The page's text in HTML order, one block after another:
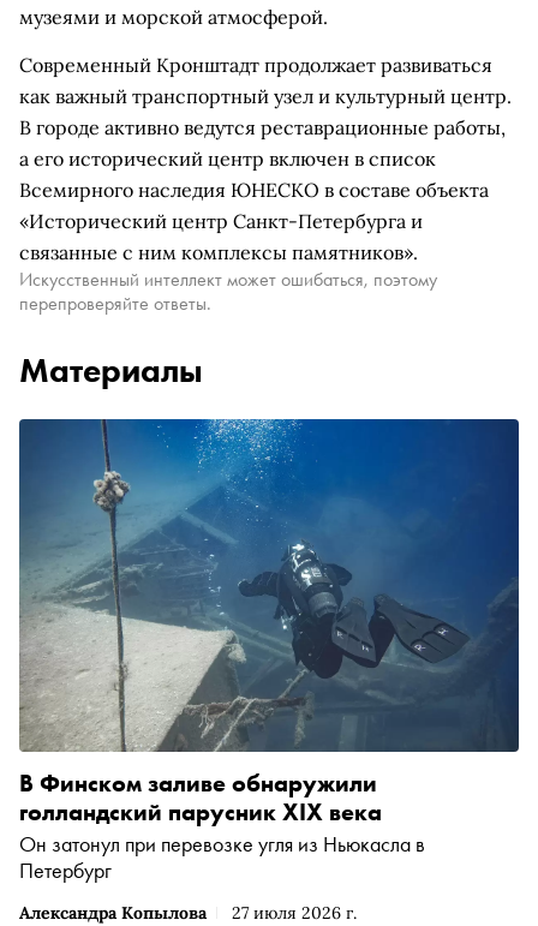
музеями и морской атмосферой.
Современный Кронштадт продолжает развиваться
как важный транспортный узел и культурный центр.
В городе активно ведутся реставрационные работы,
а его исторический центр включен в список
Всемирного наследия ЮНЕСКО в составе объекта
«Исторический центр Санкт-Петербурга и
связанные с ним комплексы памятников».
Искусственный интеллект может ошибаться, поэтому
перепроверяйте ответы.
Материалы
Александра Копылова 27 июля 2026 г.
В Финском заливе обнаружили
голландский парусник XIX века
Он затонул при перевозке угля из Ньюкасла в
Петербург